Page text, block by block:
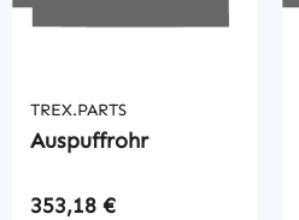
TREX.PARTS
Auspuffrohr
Regulärer Preis:
353,18 €